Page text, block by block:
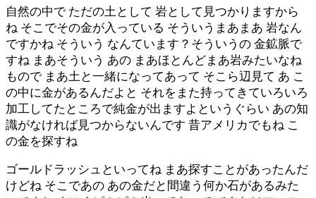
自然の中で ただの土として 岩として見つかりますから
ね そこでその金が入っている そういうまあまあ 岩なん
ですかね そういう なんています？そういうの 金鉱脈で
すね まあそういう あの まあほとんどまあ岩みたいなね
もので まあ土と一緒になってあって そこら辺見て あ こ
の中に金があるんだよと それをまた持ってきていろいろ
加工してたところで純金が出ますよというぐらい あの知
識がなければ見つからないんです 昔アメリカでもね こ
の金を探すね
ゴールドラッシュといってね まあ探すことがあったんだ
けどね そこであの あの金だと間違う何か石があるみた